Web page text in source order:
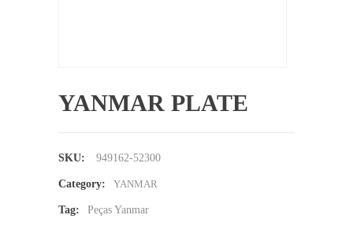
YANMAR PLATE
SKU: 949162-52300
Category: YANMAR
Tag: Peças Yanmar